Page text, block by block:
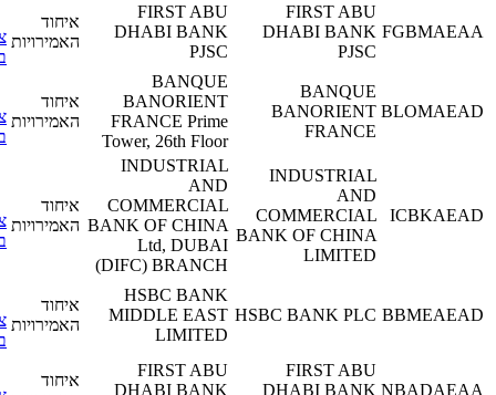
FIRST ABU
DHABI BANK
FIRST ABU
DHABI BANK
איחוד
האמירויות צפה
בפרטים
BANQUE
BANORIENT
FRANCE
BANQUE
BANORIENT
FRANCE Prime
Tower, 26th Floor
איחוד
האמירויות צפה
בפרטים
INDUSTRIAL
COMMERCIAL
BANK OF CHINA
LIMITED
INDUSTRIAL
AND
COMMERCIAL
BANK OF CHINA
Ltd, DUBAI
(DIFC) BRANCH
איחוד
האמירויות צפה
בפרטים
HSBC BANK PLC
HSBC BANK
MIDDLE EAST
LIMITED
איחוד
האמירויות צפה
בפרטים
FIRST ABU
DHABI BANK
FIRST ABU
DHABI BANK
איחוד